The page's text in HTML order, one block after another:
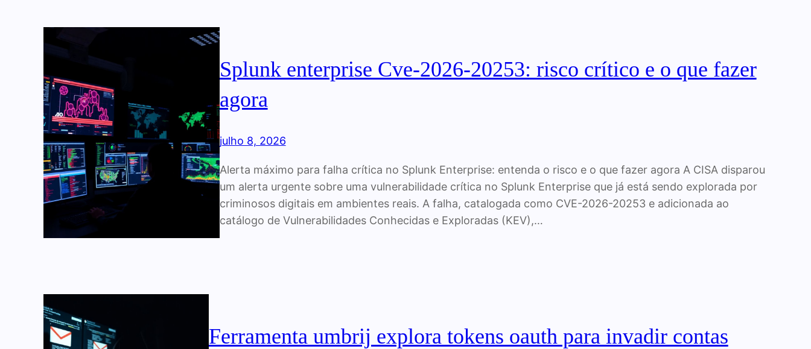
Splunk enterprise Cve-2026-20253: risco crítico e o que fazer
agora
julho 8, 2026
Alerta máximo para falha crítica no Splunk Enterprise: entenda o risco e o que fazer agora A CISA disparou
um alerta urgente sobre uma vulnerabilidade crítica no Splunk Enterprise que já está sendo explorada por
criminosos digitais em ambientes reais. A falha, catalogada como CVE-2026-20253 e adicionada ao
catálogo de Vulnerabilidades Conhecidas e Exploradas (KEV),…
Ferramenta umbrij explora tokens oauth para invadir contas